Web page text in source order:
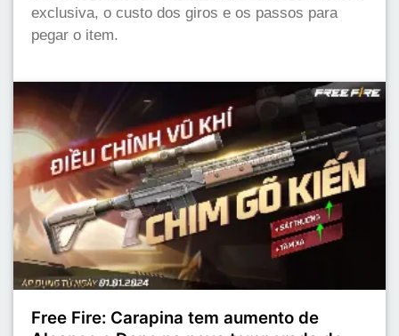
exclusiva, o custo dos giros e os passos para
pegar o item.
Free Fire: Carapina tem aumento de